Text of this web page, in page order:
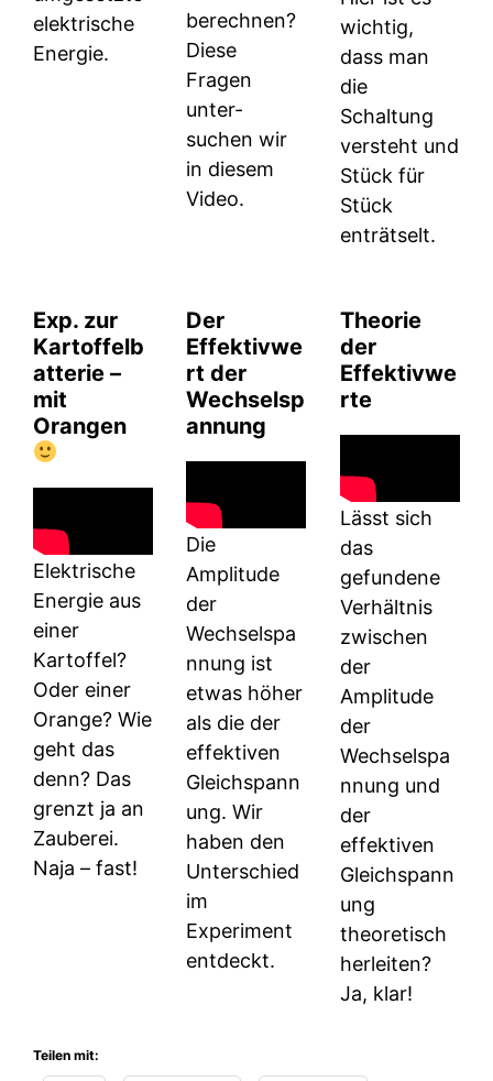
elektrische
Energie.
berechnen?
Diese
Fragen
unter-
suchen wir
in diesem
Video.
wichtig,
dass man
die
Schaltung
versteht und
Stück für
Stück
enträtselt.
Exp. zur
Kartoffelb
atterie –
mit
Orangen
Elektrische
Energie aus
einer
Kartoffel?
Oder einer
Orange? Wie
geht das
denn? Das
grenzt ja an
Zauberei.
Naja – fast!
Der
Effektivwe
rt der
Wechselsp
annung
Die
Amplitude
der
Wechselspa
nnung ist
etwas höher
als die der
effektiven
Gleichspann
ung. Wir
haben den
Unterschied
im
Experiment
entdeckt.
Theorie
der
Effektivwe
rte
Lässt sich
das
gefundene
Verhältnis
zwischen
der
Amplitude
der
Wechselspa
nnung und
der
effektiven
Gleichspann
ung
theoretisch
herleiten?
Ja, klar!
Teilen mit: